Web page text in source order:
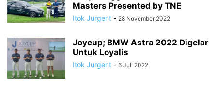
Masters Presented by TNE
Itok Jurgent - 28 November 2022
Joycup; BMW Astra 2022 Digelar
Untuk Loyalis
Itok Jurgent - 6 Juli 2022